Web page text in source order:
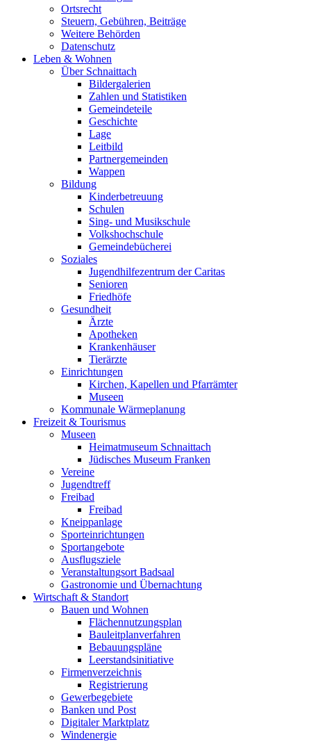
Ortsrecht
Steuern, Gebühren, Beiträge
Weitere Behörden
Datenschutz
Leben & Wohnen
Über Schnaittach
Bildergalerien
Zahlen und Statistiken
Gemeindeteile
Geschichte
Lage
Leitbild
Partnergemeinden
Wappen
Bildung
Kinderbetreuung
Schulen
Sing- und Musikschule
Volkshochschule
Gemeindebücherei
Soziales
Jugendhilfezentrum der Caritas
Senioren
Friedhöfe
Gesundheit
Ärzte
Apotheken
Krankenhäuser
Tierärzte
Einrichtungen
Kirchen, Kapellen und Pfarrämter
Museen
Kommunale Wärmeplanung
Freizeit & Tourismus
Museen
Heimatmuseum Schnaittach
Jüdisches Museum Franken
Vereine
Jugendtreff
Freibad
Freibad
Kneippanlage
Sporteinrichtungen
Sportangebote
Ausflugsziele
Veranstaltungsort Badsaal
Gastronomie und Übernachtung
Wirtschaft & Standort
Bauen und Wohnen
Flächennutzungsplan
Bauleitplanverfahren
Bebauungspläne
Leerstandsinitiative
Firmenverzeichnis
Registrierung
Gewerbegebiete
Banken und Post
Digitaler Marktplatz
Windenergie